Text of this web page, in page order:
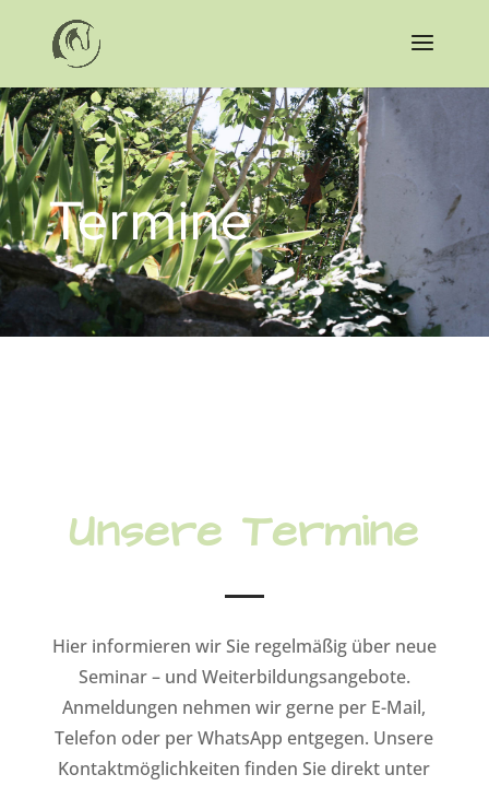
Termine
Unsere Termine
Hier informieren wir Sie regelmäßig über neue
Seminar – und Weiterbildungsangebote.
Anmeldungen nehmen wir gerne per E-Mail,
Telefon oder per WhatsApp entgegen. Unsere
Kontaktmöglichkeiten finden Sie direkt unter